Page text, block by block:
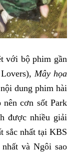
với bộ phim gần
Mây họa
dung phim hài
cơn sốt Park
được nhiều giải
sắc nhất tại KBS
và Ngôi sao